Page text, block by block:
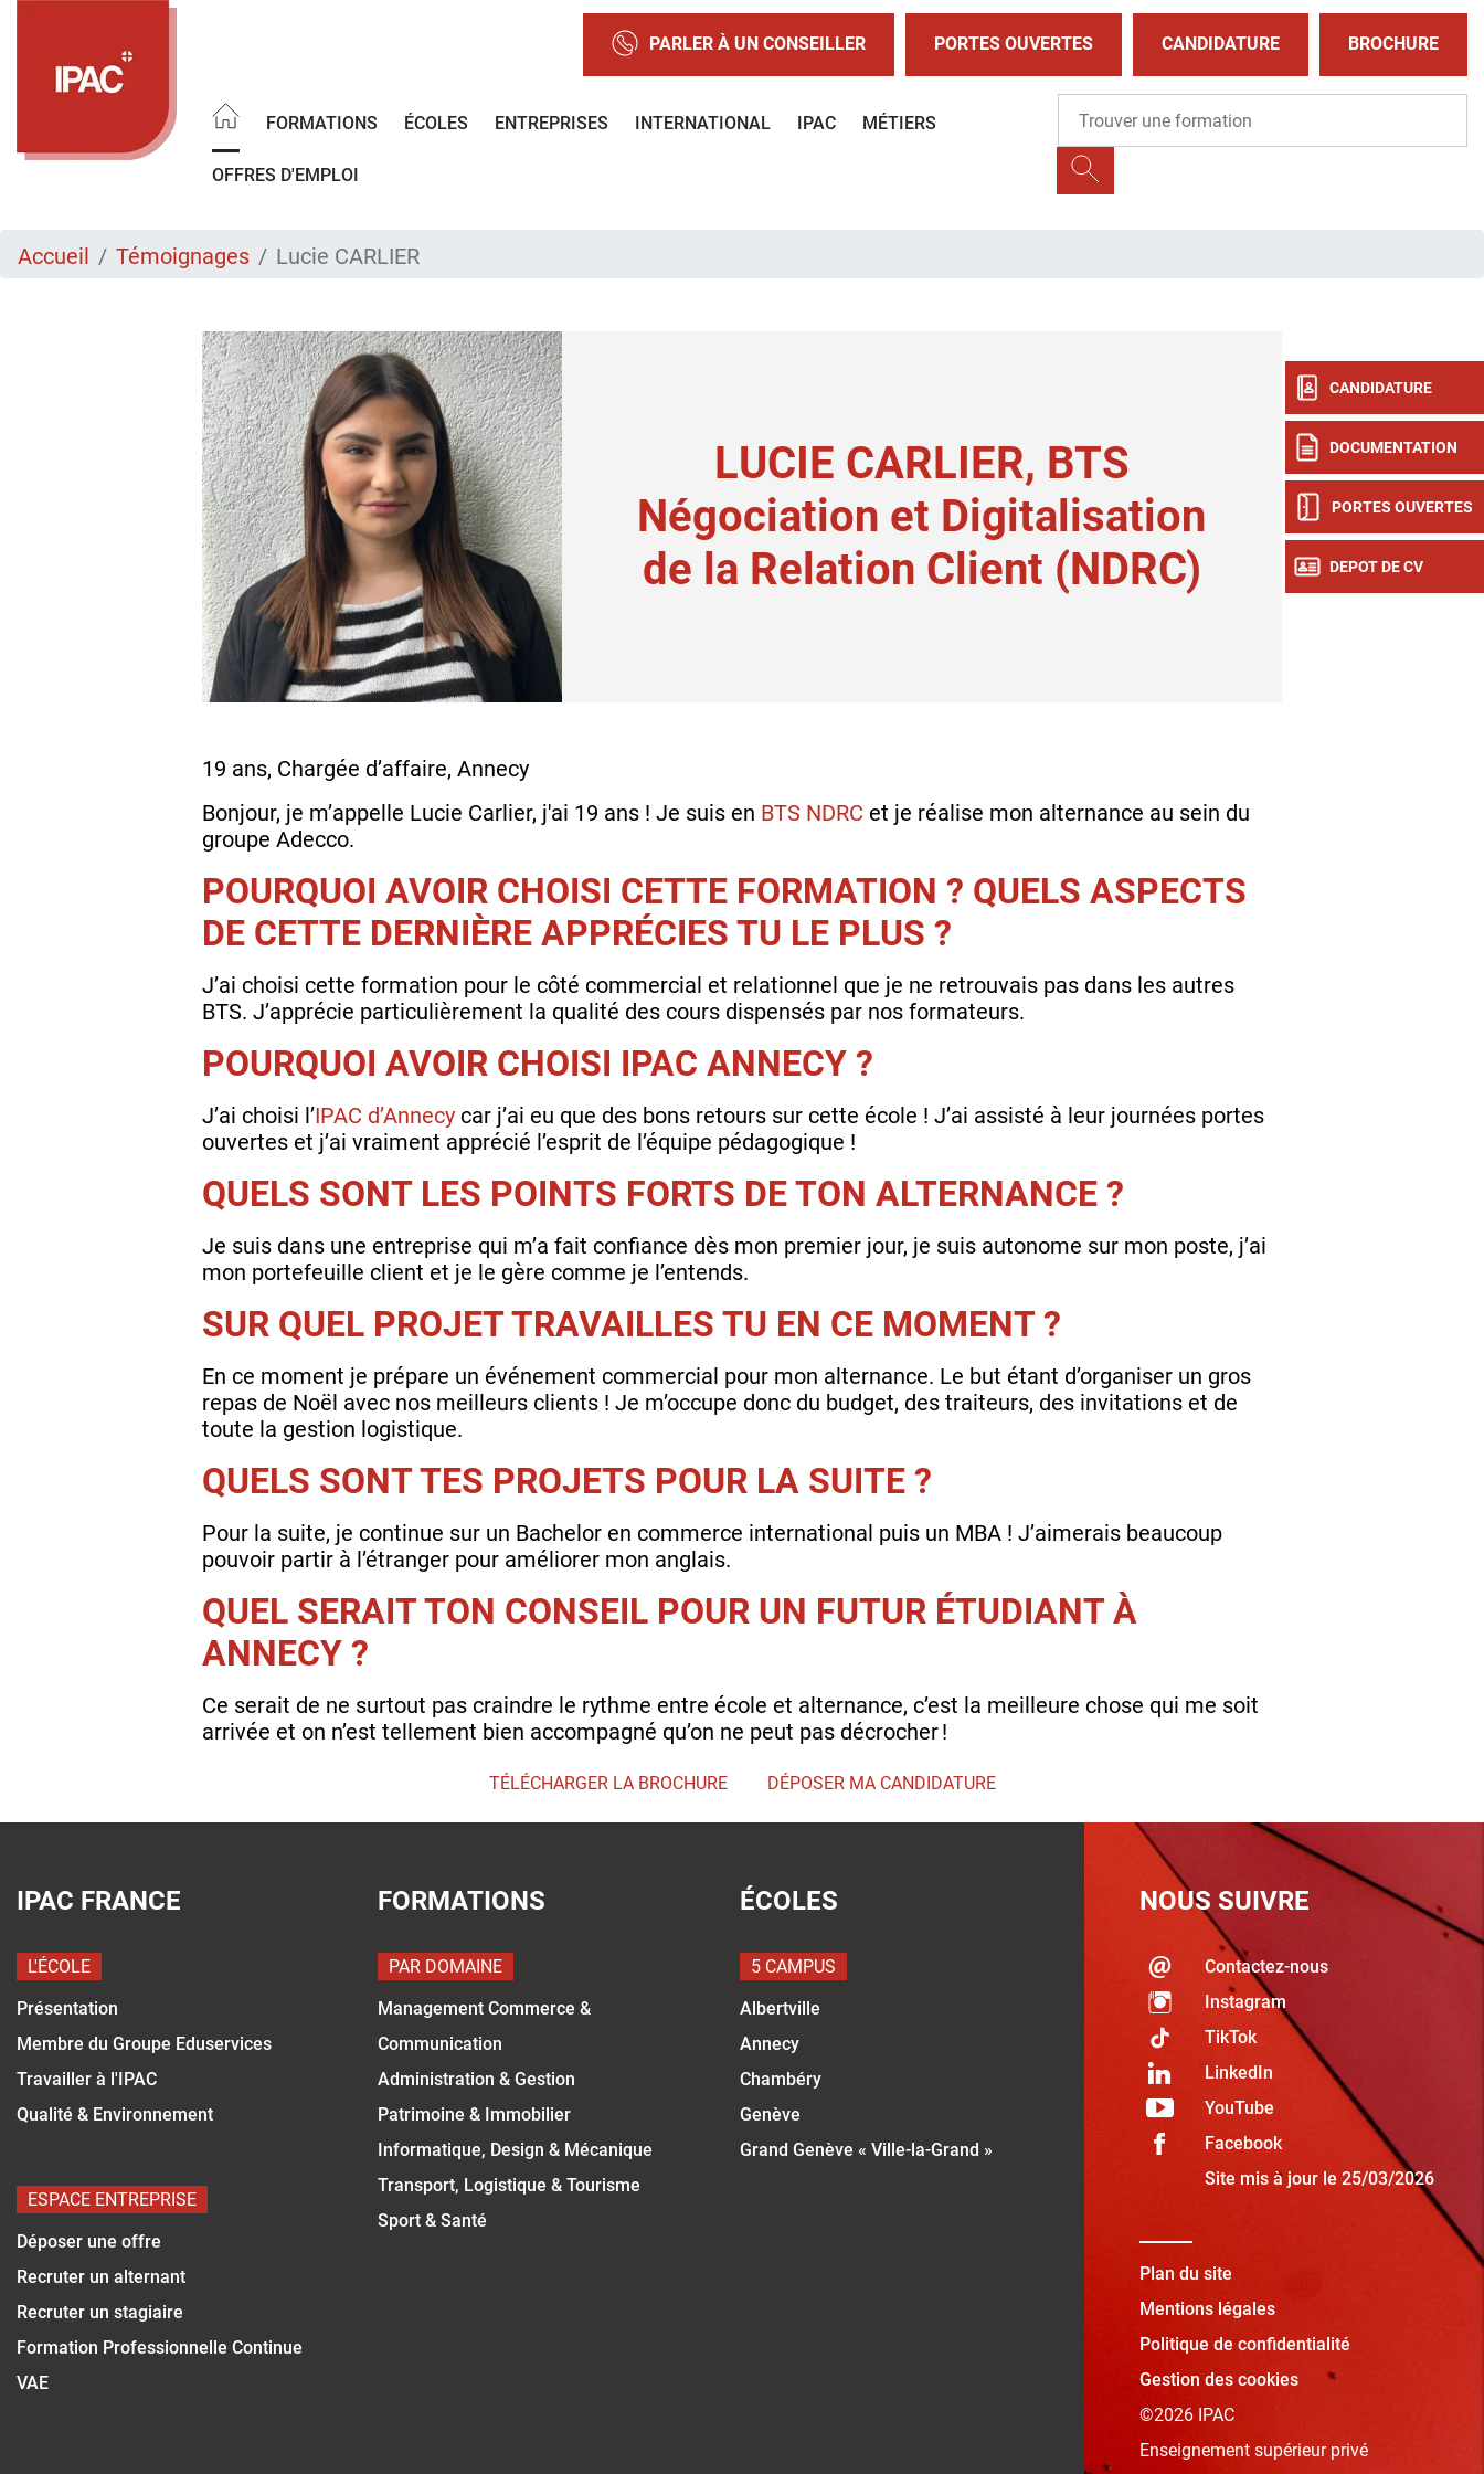
PARLER À UN CONSEILLER PORTES OUVERTES CANDIDATURE BROCHURE
FORMATIONS ÉCOLES ENTREPRISES INTERNATIONAL IPAC MÉTIERS
OFFRES D'EMPLOI
CANDIDATURE
DOCUMENTATION
PORTES OUVERTES
DEPOT DE CV
Accueil Témoignages Lucie CARLIER
LUCIE CARLIER, BTS
Négociation et Digitalisation
de la Relation Client (NDRC)
19 ans, Chargée d’affaire, Annecy
Bonjour, je m’appelle Lucie Carlier, j'ai 19 ans ! Je suis en BTS NDRC et je réalise mon alternance au sein du
groupe Adecco.
POURQUOI AVOIR CHOISI CETTE FORMATION ? QUELS ASPECTS
DE CETTE DERNIÈRE APPRÉCIES TU LE PLUS ?
J’ai choisi cette formation pour le côté commercial et relationnel que je ne retrouvais pas dans les autres
BTS. J’apprécie particulièrement la qualité des cours dispensés par nos formateurs.
POURQUOI AVOIR CHOISI IPAC ANNECY ?
J’ai choisi l’IPAC d’Annecy car j’ai eu que des bons retours sur cette école ! J’ai assisté à leur journées portes
ouvertes et j’ai vraiment apprécié l’esprit de l’équipe pédagogique !
QUELS SONT LES POINTS FORTS DE TON ALTERNANCE ?
Je suis dans une entreprise qui m’a fait confiance dès mon premier jour, je suis autonome sur mon poste, j’ai
mon portefeuille client et je le gère comme je l’entends.
SUR QUEL PROJET TRAVAILLES TU EN CE MOMENT ?
En ce moment je prépare un événement commercial pour mon alternance. Le but étant d’organiser un gros
repas de Noël avec nos meilleurs clients ! Je m’occupe donc du budget, des traiteurs, des invitations et de
toute la gestion logistique.
QUELS SONT TES PROJETS POUR LA SUITE ?
Pour la suite, je continue sur un Bachelor en commerce international puis un MBA ! J’aimerais beaucoup
pouvoir partir à l’étranger pour améliorer mon anglais.
QUEL SERAIT TON CONSEIL POUR UN FUTUR ÉTUDIANT À
ANNECY ?
Ce serait de ne surtout pas craindre le rythme entre école et alternance, c’est la meilleure chose qui me soit
arrivée et on n’est tellement bien accompagné qu’on ne peut pas décrocher !
TÉLÉCHARGER LA BROCHURE DÉPOSER MA CANDIDATURE
IPAC FRANCE
L'ÉCOLE
Présentation
Membre du Groupe Eduservices
Travailler à l'IPAC
Qualité & Environnement
ESPACE ENTREPRISE
Déposer une offre
Recruter un alternant
Recruter un stagiaire
Formation Professionnelle Continue
VAE
FORMATIONS
PAR DOMAINE
Management Commerce &
Communication
Administration & Gestion
Patrimoine & Immobilier
Informatique, Design & Mécanique
Transport, Logistique & Tourisme
Sport & Santé
ÉCOLES
5 CAMPUS
Albertville
Annecy
Chambéry
Genève
Grand Genève « Ville-la-Grand »
NOUS SUIVRE
Contactez-nous
Instagram
TikTok
LinkedIn
YouTube
Facebook
Site mis à jour le 25/03/2026
Plan du site
Mentions légales
Politique de confidentialité
Gestion des cookies
©2026 IPAC
Enseignement supérieur privé